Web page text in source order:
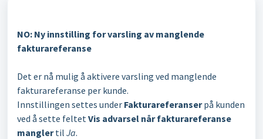
NO: Ny innstilling for varsling av manglende
fakturareferanse
Det er nå mulig å aktivere varsling ved manglende
fakturareferanse per kunde.
Innstillingen settes under Fakturareferanserpå kunden
ved å sette feltetVis advarsel når fakturareferanse
manglertil Ja.